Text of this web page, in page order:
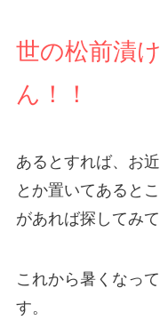
世の松前漬
ん！！
あるとすれば、お
とか置いてあると
があれば探してみて
これから暑くなっ
す。